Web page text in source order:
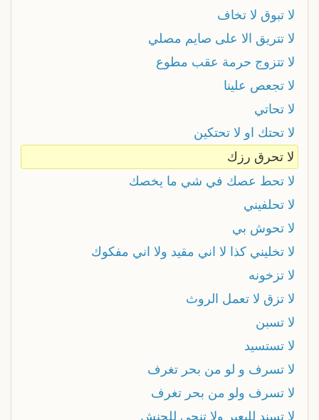
لا تبوق لا تخاف
لا تتريق الا على صايم مصلي
لا تتزوج حرمة عقب مطوع
لا تجعص علينا
لا تحاتي
لا تحتك او لا تحتكين
لا تحرق رزك
لا تحط عصك في شي ما يخصك
لا تحلفيني
لا تحوش بي
لا تخليني كذا لا اني مقيد ولا اني مفكوك
لا تزخونه
لا تزق لا تعمل الروث
لا تسبن
لا تستسيد
لا تسرف و لو من بحر تغرف
لا تسرف ولو من بحر تغرف
لا تسند للبعير ولا تنحي للحنش